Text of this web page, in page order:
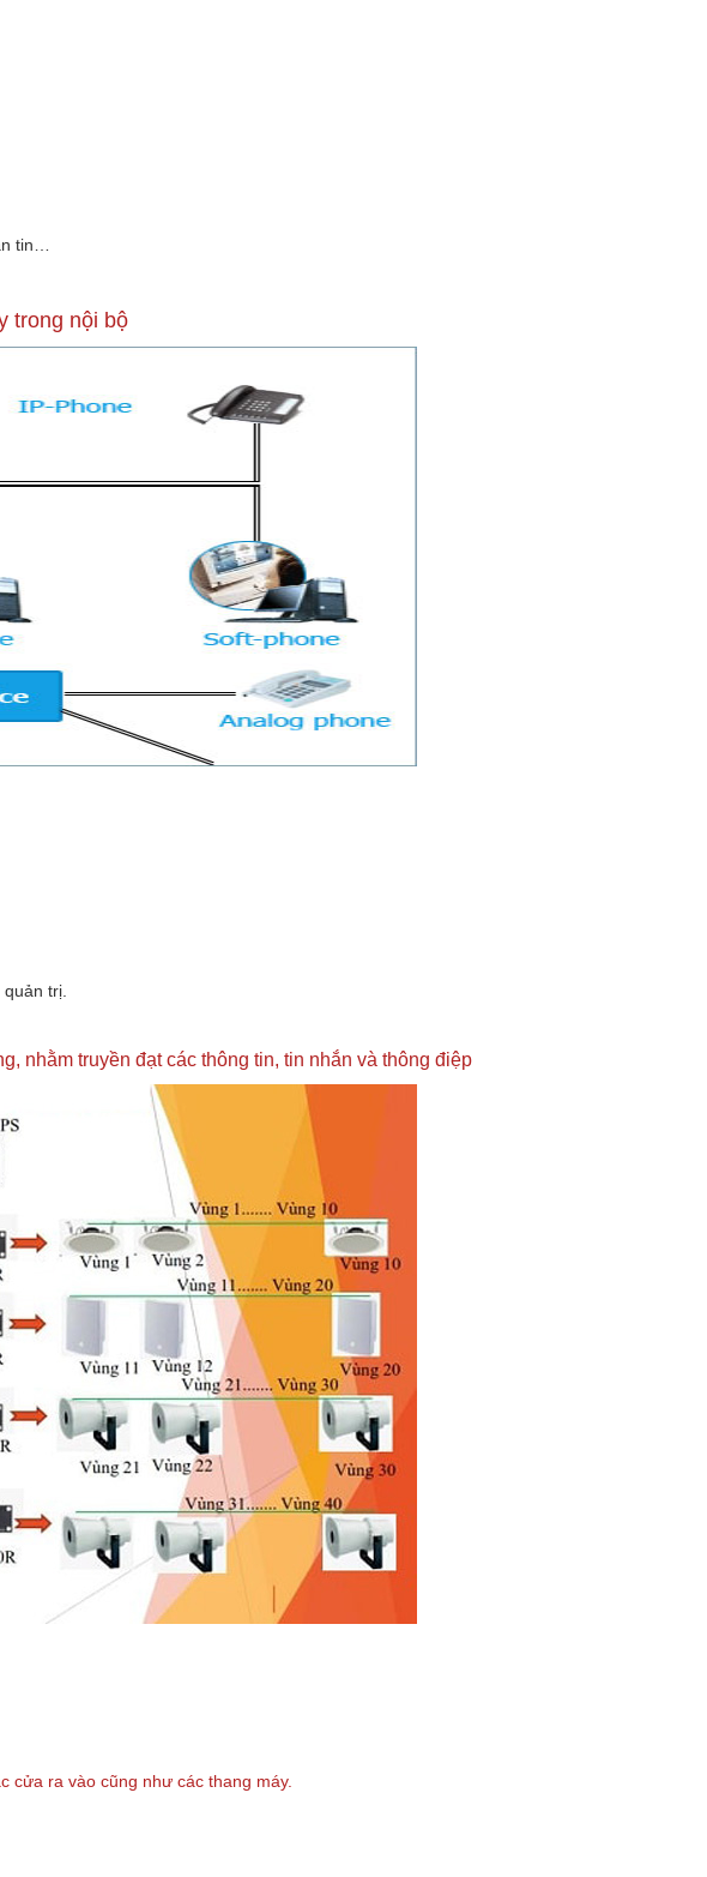
tin…
trong nội bộ
trị.
nhằm truyền đạt các thông tin, tin nhắn và thông điệp
cửa ra vào cũng như các thang máy.